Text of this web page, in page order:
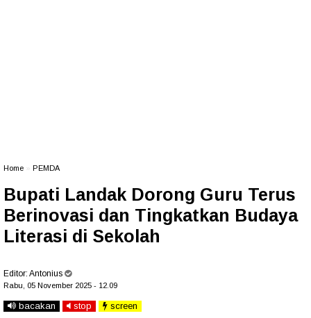
Home PEMDA
Bupati Landak Dorong Guru Terus
Berinovasi dan Tingkatkan Budaya
Literasi di Sekolah
Editor: Antonius
Rabu, 05 November 2025 - 12.09
bacakan stop screen